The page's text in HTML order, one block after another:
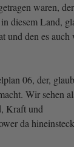
waren,
diesem Land,
und den es auch
06, der,
Wir sehen
Kraft und
da